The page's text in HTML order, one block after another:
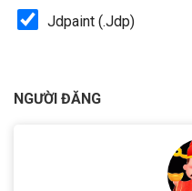
Jdpaint (.Jdp)
NGƯỜI ĐĂNG